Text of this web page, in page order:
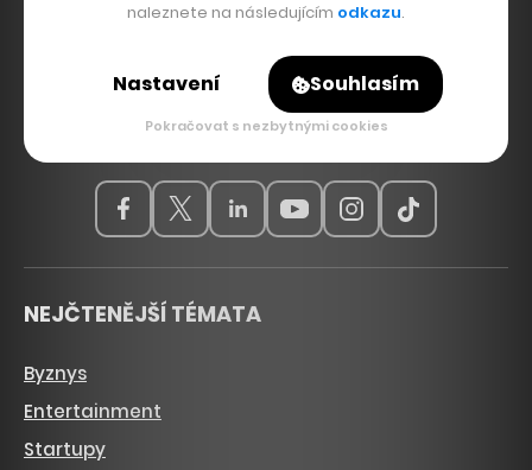
Hlavní zdroj inspirace. Věnujeme se tématům, která
hýbou Českem a světem, od byznysu a startupů
přes technologie, politiku a vzdělávání až po bydlení,
sport, kulturu, ekologii nebo dopravu.
NEJČTENĚJŠÍ TÉMATA
Byznys
Entertainment
Startupy
naleznete na následujícím odkazu.
Nastavení Souhlasím
Pokračovat s nezbytnými cookies